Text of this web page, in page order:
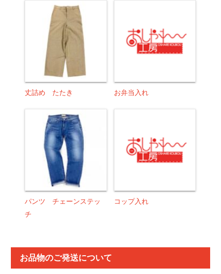
丈詰め たたき お弁当入れ
パンツ チェーンステッ
チ
コップ入れ
お品物のご発送について